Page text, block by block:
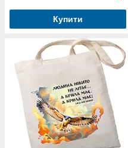
Купити